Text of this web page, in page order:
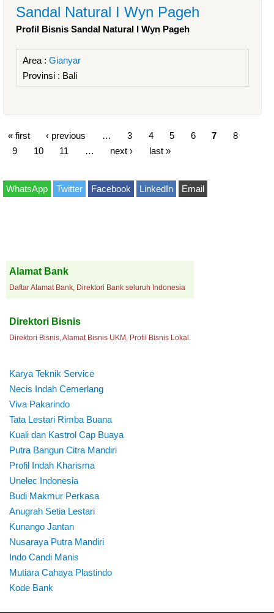
Sandal Natural I Wyn Pageh
Profil Bisnis Sandal Natural I Wyn Pageh
Area : Gianyar
Provinsi : Bali
« first ‹ previous 3 4 5 6 7
8
9
10 11 next › last »
WhatsApp Twitter Facebook LinkedIn Email
Alamat Bank
Daftar Alamat Bank, Direktori Bank seluruh Indonesia
Direktori Bisnis
Direktori Bisnis, Alamat Bisnis UKM, Profil Bisnis Lokal.
Karya Teknik Service
Necis Indah Cemerlang
Viva Pakarindo
Tata Lestari Rimba Buana
Kuali dan Kastrol Cap Buaya
Putra Bangun Citra Mandiri
Profil Indah Kharisma
Unelec Indonesia
Budi Makmur Perkasa
Anugrah Setia Lestari
Kunango Jantan
Nusaraya Putra Mandiri
Indo Candi Manis
Mutiara Cahaya Plastindo
Kode Bank